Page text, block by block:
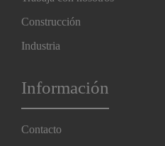
Construcción
Industria
Información
Contacto